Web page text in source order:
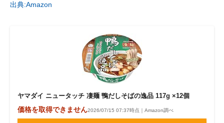
出典:Amazon
ヤマダイ ニュータッチ 凄麺 鴨だしそばの逸品 117g ×12個
価格を取得できません2026/07/15 07:37時点｜Amazon調べ